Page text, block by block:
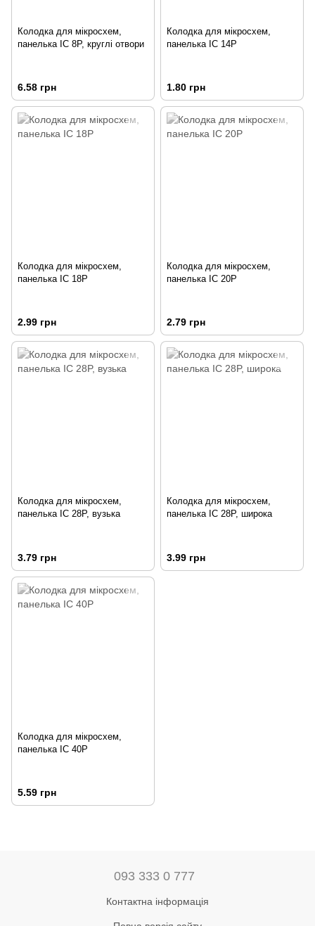
Колодка для мікросхем,
панелька IC 8P, круглі отвори
6.58 грн
Колодка для мікросхем,
панелька IC 14P
1.80 грн
Колодка для мікросхем,
панелька IC 18P
2.99 грн
Колодка для мікросхем,
панелька IC 20P
2.79 грн
Колодка для мікросхем,
панелька IC 28P, вузька
3.79 грн
Колодка для мікросхем,
панелька IC 28P, широка
3.99 грн
Колодка для мікросхем,
панелька IC 40P
5.59 грн
093 333 0 777
Контактна інформація